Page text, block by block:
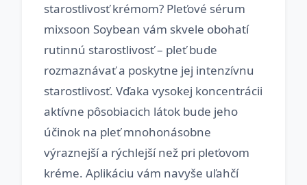
starostlivosť krémom? Pleťové sérum
mixsoon Soybean vám skvele obohatí
rutinnú starostlivosť – pleť bude
rozmaznávať a poskytne jej intenzívnu
starostlivosť. Vďaka vysokej koncentrácii
aktívne pôsobiacich látok bude jeho
účinok na pleť mnohonásobne
výraznejší a rýchlejší než pri pleťovom
kréme. Aplikáciu vám navyše uľahčí